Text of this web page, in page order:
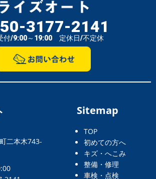
3177-2141
付/9:00～19:00 定休日/不定休
二本木743-
Sitemap
TOP
初めての方へ
キズ・へこみ
整備・修理
車検・点検